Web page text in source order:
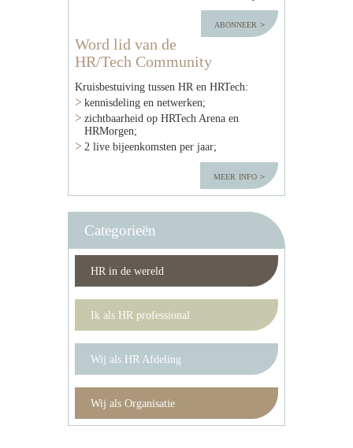
abonneer
Word lid van de
HR/Tech Community
Kruisbestuiving tussen HR en HRTech:
kennisdeling en netwerken;
zichtbaarheid op HRTech Arena en
HRMorgen;
2 live bijeenkomsten per jaar;
meer info
Categorieën
HR in de wereld
Ik als HR professional
Wij als HR Afdeling
Wij als Organisatie